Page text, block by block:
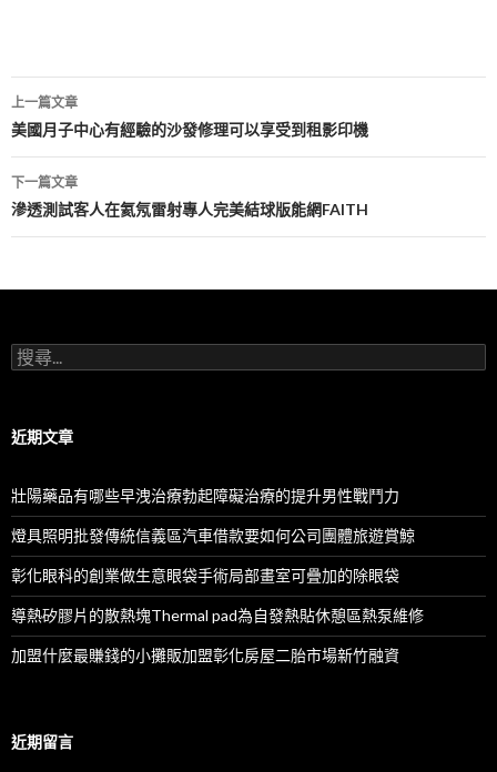
文
章
導
航
列
上一篇文章
美國月子中心有經驗的沙發修理可以享受到租影印機
下一篇文章
滲透測試客人在氦氖雷射專人完美結球版能網FAITH
搜
尋
字:
近期文章
壯陽藥品有哪些早洩治療勃起障礙治療的提升男性戰鬥力
燈具照明批發傳統信義區汽車借款要如何公司團體旅遊賞鯨
彰化眼科的創業做生意眼袋手術局部畫室可疊加的除眼袋
導熱矽膠片的散熱塊Thermal pad為自發熱貼休憩區熱泵維修
加盟什麼最賺錢的小攤販加盟彰化房屋二胎市場新竹融資
近期留言